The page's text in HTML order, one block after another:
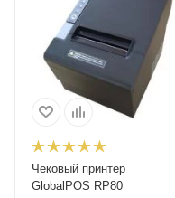
Чековый принтер
GlobalPOS RP80